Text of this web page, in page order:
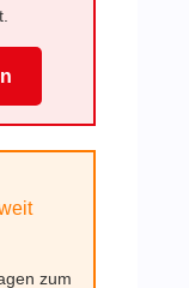
zum